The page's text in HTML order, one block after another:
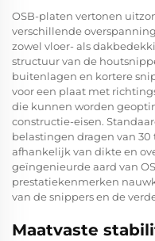
OSB-platen vertonen
verschillende
zowel vloer- als
structuur van de
buitenlagen en kortere
voor een plaat met
die kunnen worden
constructie-eisen.
belastingen dragen van 30
afhankelijk van dikte en
geïngenieurde aard van
prestatiekenmerken
van de snippers en de
Maatvaste